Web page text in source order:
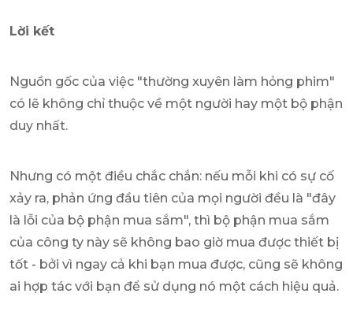
Lời kết
Nguồn gốc của việc "thường xuyên làm hỏng phim"
có lẽ không chỉ thuộc về một người hay một bộ phận
duy nhất.
Nhưng có một điều chắc chắn: nếu mỗi khi có sự cố
xảy ra, phản ứng đầu tiên của mọi người đều là "đây
là lỗi của bộ phận mua sắm", thì bộ phận mua sắm
của công ty này sẽ không bao giờ mua được thiết bị
tốt - bởi vì ngay cả khi bạn mua được, cũng sẽ không
ai hợp tác với bạn để sử dụng nó một cách hiệu quả.